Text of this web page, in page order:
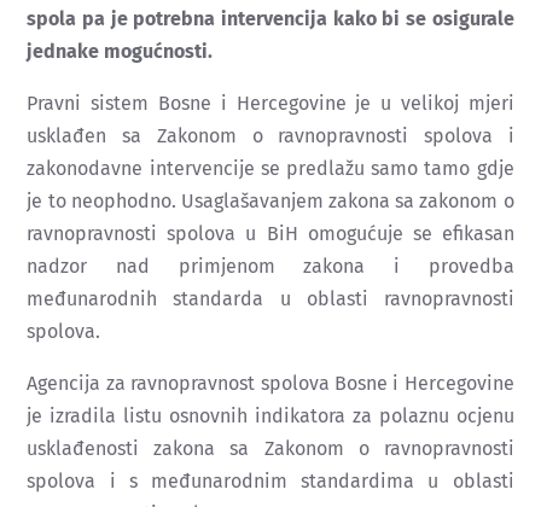
spola pa je potrebna intervencija kako bi se osigurale
jednake mogućnosti.
Pravni sistem Bosne i Hercegovine je u velikoj mjeri
usklađen sa Zakonom o ravnopravnosti spolova i
zakonodavne intervencije se predlažu samo tamo gdje
je to neophodno. Usaglašavanjem zakona sa zakonom o
ravnopravnosti spolova u BiH omogućuje se efikasan
nadzor nad primjenom zakona i provedba
međunarodnih standarda u oblasti ravnopravnosti
spolova.
Agencija za ravnopravnost spolova Bosne i Hercegovine
je izradila listu osnovnih indikatora za polaznu ocjenu
usklađenosti zakona sa Zakonom o ravnopravnosti
spolova i s međunarodnim standardima u oblasti